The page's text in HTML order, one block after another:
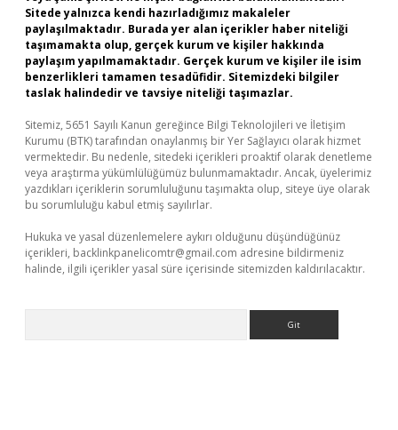
Sitede yalnızca kendi hazırladığımız makaleler
paylaşılmaktadır. Burada yer alan içerikler haber niteliği
taşımamakta olup, gerçek kurum ve kişiler hakkında
paylaşım yapılmamaktadır. Gerçek kurum ve kişiler ile isim
benzerlikleri tamamen tesadüfidir. Sitemizdeki bilgiler
taslak halindedir ve tavsiye niteliği taşımazlar.
Sitemiz, 5651 Sayılı Kanun gereğince Bilgi Teknolojileri ve İletişim
Kurumu (BTK) tarafından onaylanmış bir Yer Sağlayıcı olarak hizmet
vermektedir. Bu nedenle, sitedeki içerikleri proaktif olarak denetleme
veya araştırma yükümlülüğümüz bulunmamaktadır. Ancak, üyelerimiz
yazdıkları içeriklerin sorumluluğunu taşımakta olup, siteye üye olarak
bu sorumluluğu kabul etmiş sayılırlar.
Hukuka ve yasal düzenlemelere aykırı olduğunu düşündüğünüz
içerikleri, backlinkpanelicomtr@gmail.com adresine bildirmeniz
halinde, ilgili içerikler yasal süre içerisinde sitemizden kaldırılacaktır.